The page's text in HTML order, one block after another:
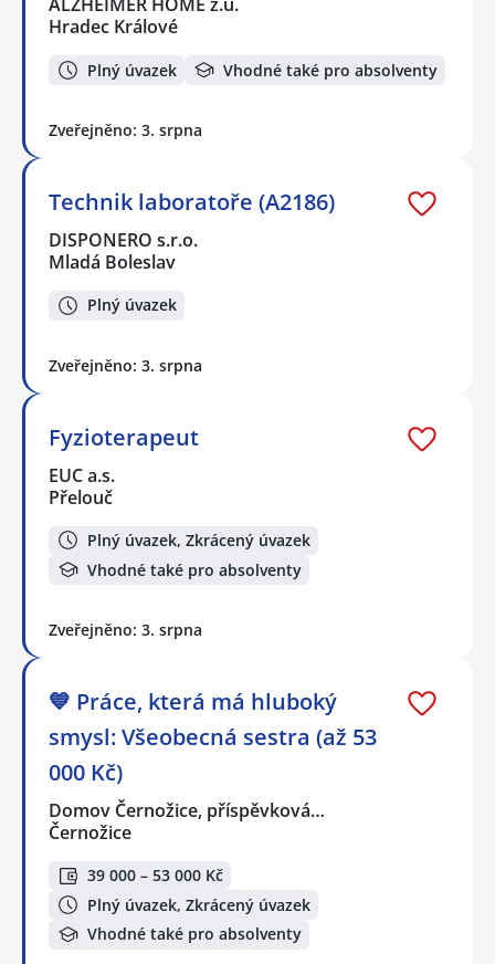
ALZHEIMER HOME z.ú.
Hradec Králové
Plný úvazek Vhodné také pro absolventy
Zveřejněno: 3. srpna
Technik laboratoře (A2186)
DISPONERO s.r.o.
Mladá Boleslav
Plný úvazek
Zveřejněno: 3. srpna
Fyzioterapeut
EUC a.s.
Přelouč
Plný úvazek, Zkrácený úvazek
Vhodné také pro absolventy
Zveřejněno: 3. srpna
💙 Práce, která má hluboký
smysl: Všeobecná sestra (až 53
000 Kč)
Domov Černožice, příspěvková…
Černožice
39 000 – 53 000 Kč
Plný úvazek, Zkrácený úvazek
Vhodné také pro absolventy